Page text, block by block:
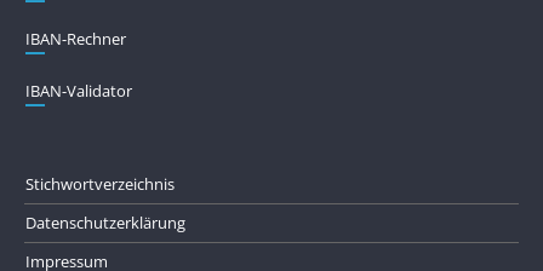
IBAN-Rechner
IBAN-Validator
Stichwortverzeichnis
Datenschutzerklärung
Impressum